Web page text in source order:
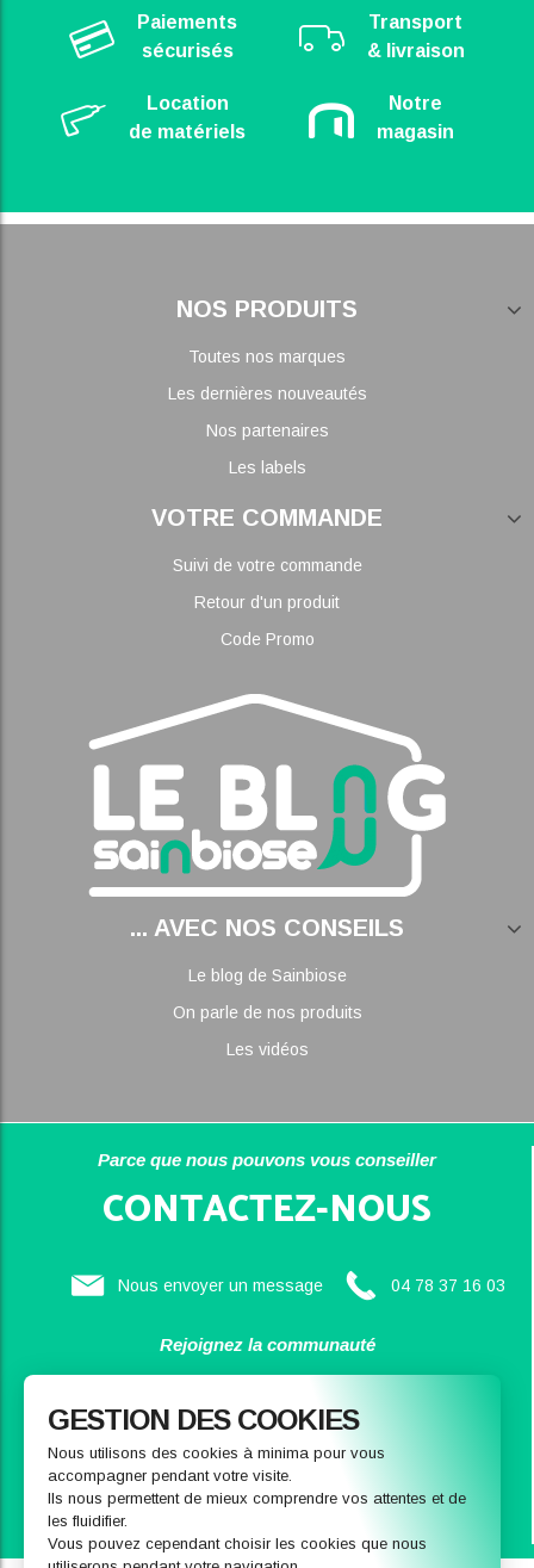
Paiements
sécurisés
Transport
& livraison
Location
de matériels
Notre
magasin
NOS PRODUITS
Toutes nos marques
Les dernières nouveautés
Nos partenaires
Les labels
VOTRE COMMANDE
Suivi de votre commande
Retour d'un produit
Code Promo
... AVEC NOS CONSEILS
Le blog de Sainbiose
On parle de nos produits
Les vidéos
Parce que nous pouvons vous conseiller
CONTACTEZ-NOUS
Nous envoyer un message 04 78 37 16 03
Rejoignez la communauté
SAINBIOSE
GESTION DES COOKIES
Nous utilisons des cookies à minima pour vous
accompagner pendant votre visite.
Ils nous permettent de mieux comprendre vos attentes et de
les fluidifier.
Vous pouvez cependant choisir les cookies que nous